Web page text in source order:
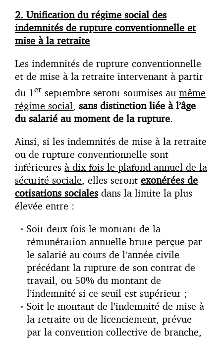
2. Unification du régime social des
indemnités de rupture conventionnelle et
mise à la retraite
Les indemnités de rupture conventionnelle
et de mise à la retraite intervenant à partir
du 1er septembre seront soumises au même
régime social, sans distinction liée à l’âge
du salarié au moment de la rupture.
Ainsi, si les indemnités de mise à la retraite
ou de rupture conventionnelle sont
inférieures à dix fois le plafond annuel de la
sécurité sociale, elles seront exonérées de
cotisations sociales dans la limite la plus
élevée entre :
Soit deux fois le montant de la
rémunération annuelle brute perçue par
le salarié au cours de l’année civile
précédant la rupture de son contrat de
travail, ou 50% du montant de
l’indemnité si ce seuil est supérieur ;
Soit le montant de l’indemnité de mise à
la retraite ou de licenciement, prévue
par la convention collective de branche,